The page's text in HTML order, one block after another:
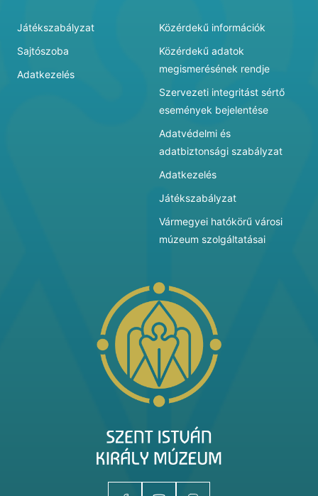
Játékszabályzat
Sajtószoba
Adatkezelés
Közérdekű információk
Közérdekű adatok
megismerésének rendje
Szervezeti integritást sértő
események bejelentése
Adatvédelmi és
adatbiztonsági szabályzat
Adatkezelés
Játékszabályzat
Vármegyei hatókörű városi
múzeum szolgáltatásai